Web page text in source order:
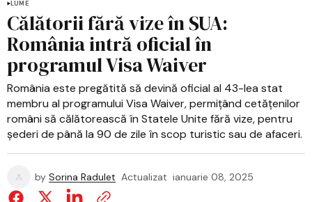
LUME
Călătorii fără vize în SUA:
România intră oficial în
programul Visa Waiver
România este pregătită să devină oficial al 43-lea stat
membru al programului Visa Waiver, permițând cetățenilor
români să călătorească în Statele Unite fără vize, pentru
șederi de până la 90 de zile în scop turistic sau de afaceri.
by Sorina Radulet Actualizat ianuarie 08, 2025